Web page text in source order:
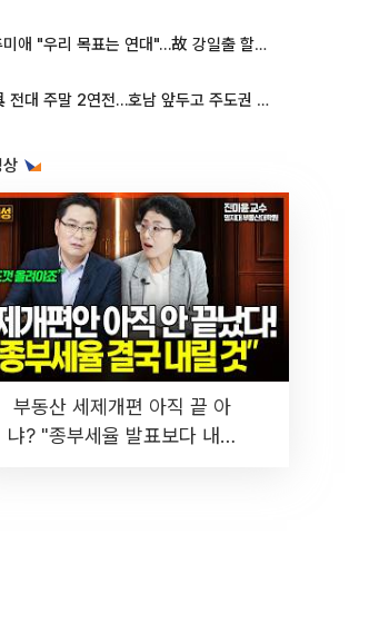
추미애 "우리 목표는 연대"…故 강일출 할머니 흉상 제막
與 전대 주말 2연전…호남 앞두고 주도권 다툼
부동산 세제개편 아직 끝 아
냐? "종부세율 발표보다 내릴